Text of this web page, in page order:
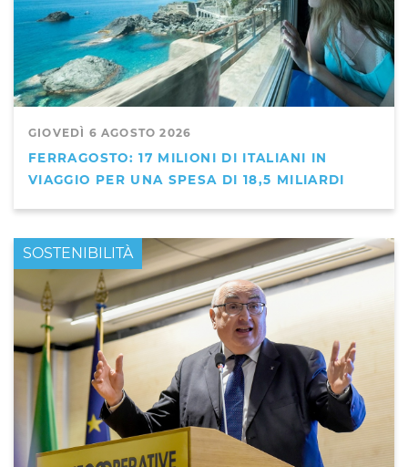
GIOVEDÌ 6 AGOSTO 2026
FERRAGOSTO: 17 MILIONI DI ITALIANI IN
VIAGGIO PER UNA SPESA DI 18,5 MILIARDI
PRIMO PIANO
SOSTENIBILITÀ